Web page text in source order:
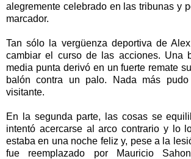
alegremente celebrado en las tribunas y
marcador.
Tan sólo la vergüenza deportiva de
cambiar el curso de las acciones. Una
media punta derivó en un fuerte remate
balón contra un palo. Nada más
visitante.
En la segunda parte, las cosas se
intentó acercarse al arco contrario y lo
estaba en una noche feliz y, pese a la
fue reemplazado por Mauricio